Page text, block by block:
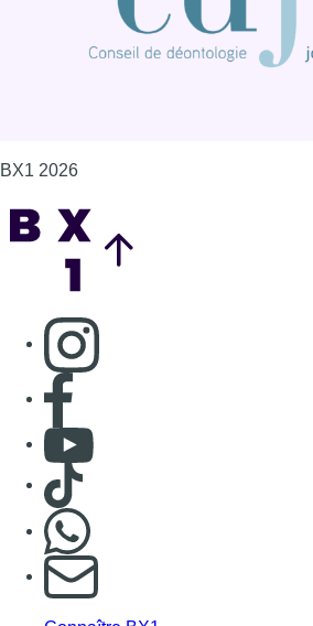
BX1 2026
Consulter page Instagram
Consulter page Facebook
Consulter Youtube
Consulter TikTok
S'abonner à notre newsletter